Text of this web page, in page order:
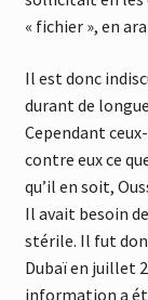
Il est donc
durant de
Cependant
contre eux ce
qu’il en soit,
Il avait besoin
stérile. Il fut
Dubaï en juillet
information a